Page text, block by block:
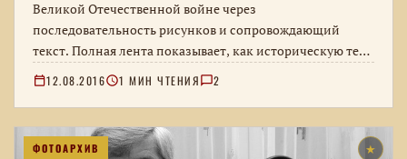
Великой Отечественной войне через
последовательность рисунков и сопровождающий
текст. Полная лента показывает, как историческую тему
объясняли школьной аудитории.
12.08.2016 1 МИН ЧТЕНИЯ 2
ФОТОАРХИВ ★